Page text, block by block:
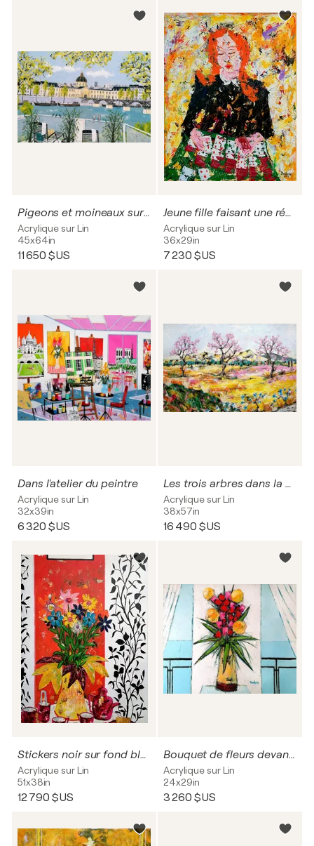
Pigeons et moineaux sur la rambarde.
Acrylique sur Lin
45x64in
11 650 $US
Jeune fille faisant une réussite (Le solitaire)
Acrylique sur Lin
36x29in
7 230 $US
Dans l'atelier du peintre
Acrylique sur Lin
32x39in
6 320 $US
Les trois arbres dans la plaine
Acrylique sur Lin
38x57in
16 490 $US
Stickers noir sur fond blanc
Acrylique sur Lin
51x38in
12 790 $US
Bouquet de fleurs devant la baie
Acrylique sur Lin
24x29in
3 260 $US